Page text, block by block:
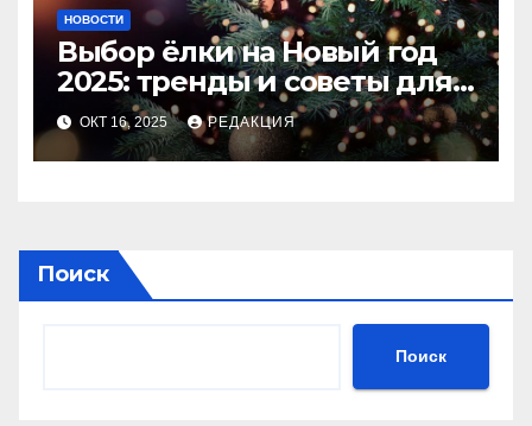
НОВОСТИ
Выбор ёлки на Новый год
2025: тренды и советы для
идеального праздника
ОКТ 16, 2025 РЕДАКЦИЯ
Поиск
Поиск